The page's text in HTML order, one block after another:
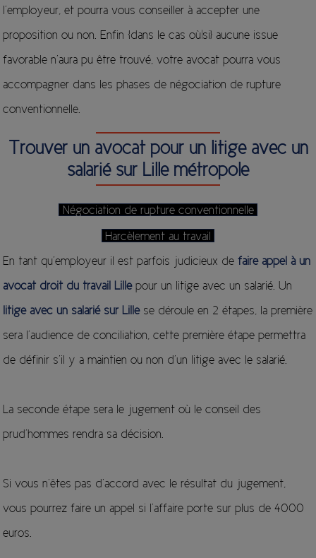
l’employeur, et pourra vous conseiller à accepter une
proposition ou non. Enfin {dans le cas où|si] aucune issue
favorable n’aura pu être trouvé, votre avocat pourra vous
accompagner dans les phases de négociation de rupture
conventionnelle.
Trouver un avocat pour un litige avec un
salarié sur Lille métropole
Négociation de rupture conventionnelle
Harcèlement au travail
En tant qu’employeur il est parfois judicieux defaire appel à un
avocat droit du travail Lillepour un litige avec un salarié. Un
litige avec un salarié sur Lillese déroule en 2 étapes, la première
sera l’audience de conciliation, cette première étape permettra
de définir s’il y a maintien ou non d’un litige avec le salarié.
La seconde étape sera le jugement où le conseil des
prud’hommes rendra sa décision.
Si vous n’êtes pas d’accord avec le résultat du jugement,
vous pourrez faire un appel si l’affaire porte sur plus de 4000
euros.